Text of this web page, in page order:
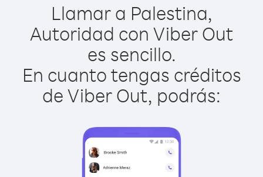
Llamar a Palestina,
Autoridad con Viber Out
es sencillo.
En cuanto tengas créditos
de Viber Out, podrás: